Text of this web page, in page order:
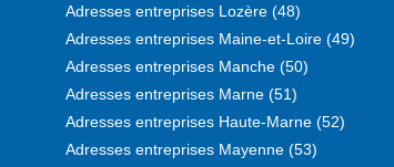
Adresses entreprises Lozère (48)
Adresses entreprises Maine-et-Loire (49)
Adresses entreprises Manche (50)
Adresses entreprises Marne (51)
Adresses entreprises Haute-Marne (52)
Adresses entreprises Mayenne (53)